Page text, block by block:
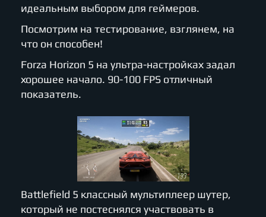
идеальным выбором для геймеров.
Посмотрим на тестирование, взглянем, на
что он способен!
Forza Horizon 5 на ультра-настройках задал
хорошее начало. 90-100 FPS отличный
показатель.
Battlefield 5 классный мультиплеер шутер,
который не постеснялся участвовать в